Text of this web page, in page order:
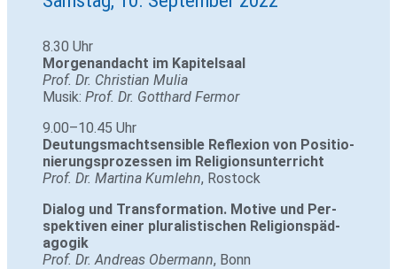
8.30 Uhr
Mor­gen­an­dacht im Kapi­tel­saal
Prof. Dr. Chris­tian Mulia
Musik: Prof. Dr. Gott­hard Fermor
9.00–10.45 Uhr
Deu­tungs­macht­sen­sible Refle­xion von Posi­tio­
nie­rungs­pro­zessen im Reli­gi­ons­un­ter­richt
Prof. Dr. Mar­tina Kum­lehn, Ros­tock
Dialog und Trans­for­ma­tion. Motive und Per­
spek­tiven einer plu­ra­lis­ti­schen Reli­gi­ons­päd­
agogik
Prof. Dr. Andreas Ober­mann, Bonn